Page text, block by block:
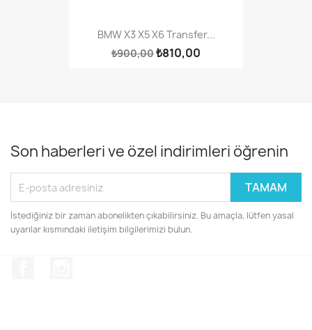
BMW X3 X5 X6 Transfer...
₺900,00₺810,00
Son haberleri ve özel indirimleri öğrenin
İstediğiniz bir zaman abonelikten çıkabilirsiniz. Bu amaçla, lütfen yasal
uyarılar kısmındaki iletişim bilgilerimizi bulun.